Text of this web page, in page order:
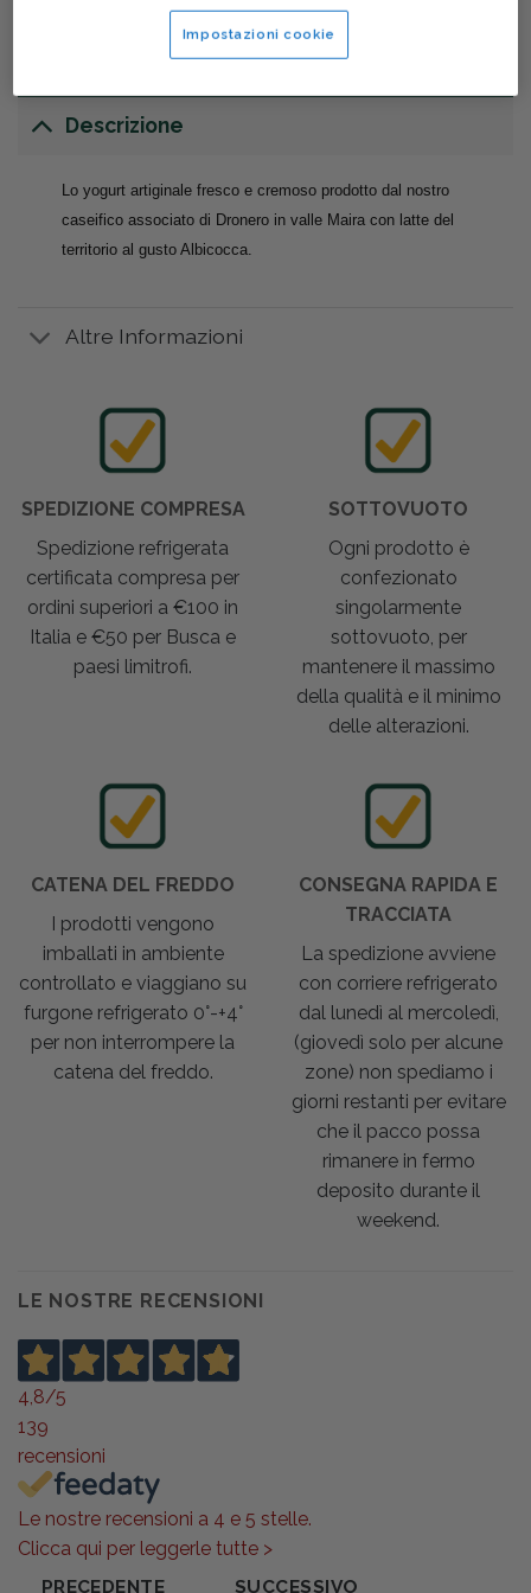
Descrizione
Lo yogurt artiginale fresco e cremoso prodotto dal nostro
caseifico associato di Dronero in valle Maira con latte del
territorio al gusto Albicocca.
Altre Informazioni
SPEDIZIONE COMPRESA
Spedizione refrigerata
certificata compresa per
ordini superiori a €100 in
Italia e €50 per Busca e
paesi limitrofi.
SOTTOVUOTO
Ogni prodotto è
confezionato
singolarmente
sottovuoto, per
mantenere il massimo
della qualità e il minimo
delle alterazioni.
CATENA DEL FREDDO
I prodotti vengono
imballati in ambiente
controllato e viaggiano su
furgone refrigerato 0°-+4°
per non interrompere la
catena del freddo.
CONSEGNA RAPIDA E
TRACCIATA
La spedizione avviene
con corriere refrigerato
dal lunedì al mercoledì,
(giovedì solo per alcune
zone) non spediamo i
giorni restanti per evitare
che il pacco possa
rimanere in fermo
deposito durante il
weekend.
LE NOSTRE RECENSIONI
4,8/5
139
recensioni
Le nostre recensioni a 4 e 5 stelle.
Clicca qui per leggerle tutte >
PRECEDENTE
SUCCESSIVO
Impostazioni cookie